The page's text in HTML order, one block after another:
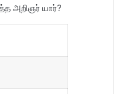
அறிஞர் யார்?